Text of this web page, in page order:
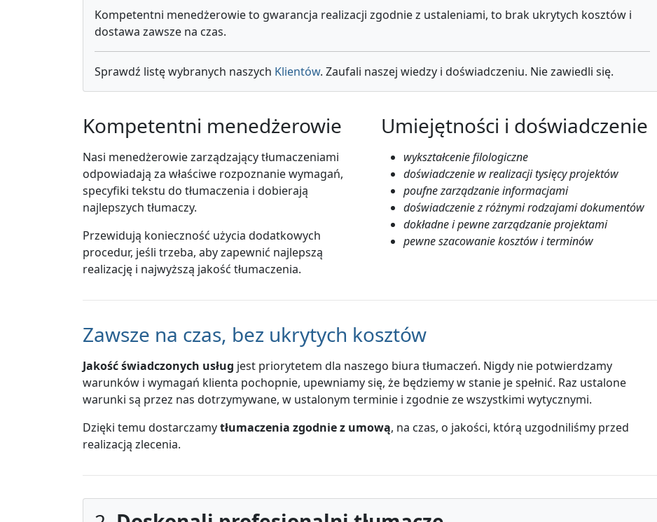
Kompetentni menedżerowie to gwarancja realizacji zgodnie z ustaleniami, to brak ukrytych kosztów i
dostawa zawsze na czas.
Sprawdź listę wybranych naszych Klientów. Zaufali naszej wiedzy i doświadczeniu. Nie zawiedli się.
Kompetentni menedżerowie
Nasi menedżerowie zarządzający tłumaczeniami
odpowiadają za właściwe rozpoznanie wymagań,
specyfiki tekstu do tłumaczenia i dobierają
najlepszych tłumaczy.
Przewidują konieczność użycia dodatkowych
procedur, jeśli trzeba, aby zapewnić najlepszą
realizację i najwyższą jakość tłumaczenia.
Umiejętności i doświadczenie
wykształcenie filologiczne
doświadczenie w realizacji tysięcy projektów
poufne zarządzanie informacjami
doświadczenie z różnymi rodzajami dokumentów
dokładne i pewne zarządzanie projektami
pewne szacowanie kosztów i terminów
Zawsze na czas, bez ukrytych kosztów
Jakość świadczonych usług jest priorytetem dla naszego biura tłumaczeń. Nigdy nie potwierdzamy
warunków i wymagań klienta pochopnie, upewniamy się, że będziemy w stanie je spełnić. Raz ustalone
warunki są przez nas dotrzymywane, w ustalonym terminie i zgodnie ze wszystkimi wytycznymi.
Dzięki temu dostarczamytłumaczenia zgodnie z umową, na czas, o jakości, którą uzgodniliśmy przed
realizacją zlecenia.